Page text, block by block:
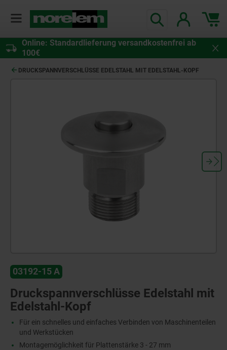
Online: Standardlieferung versandkostenfrei ab
100€
DRUCKSPANNVERSCHLÜSSE EDELSTAHL MIT EDELSTAHL-KOPF
03192-15 A
Druckspannverschlüsse Edelstahl mit
Edelstahl-Kopf
Für ein schnelles und einfaches Verbinden von Maschinenteilen
und Werkstücken
Montagemöglichkeit für Plattenstärke 3 - 27 mm